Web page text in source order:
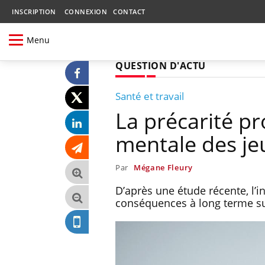
INSCRIPTION CONNEXION CONTACT
Menu
QUESTION D'ACTU
Santé et travail
La précarité
mentale des
Par Mégane Fleury
D’après une étude récente,
conséquences à long terme